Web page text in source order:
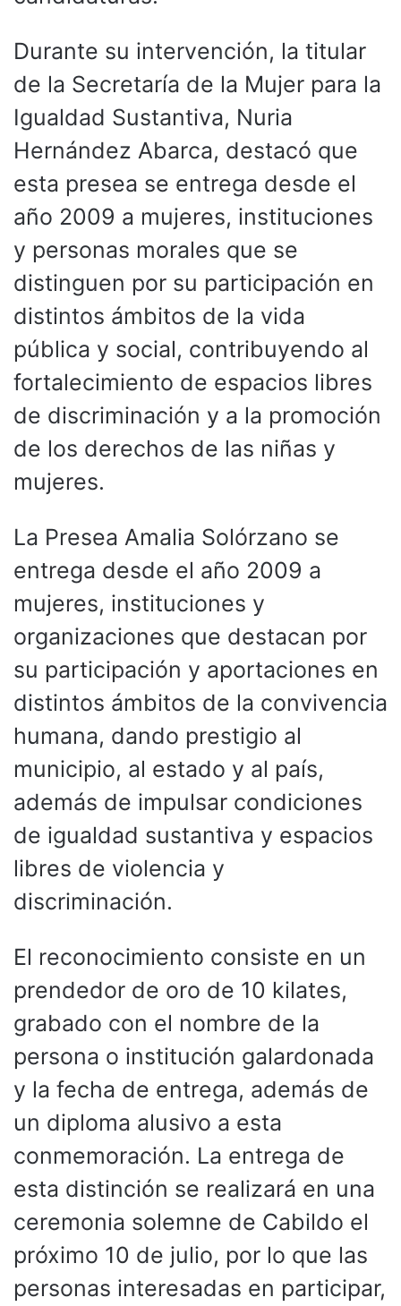
Durante su intervención, la titular
de la Secretaría de la Mujer para la
Igualdad Sustantiva, Nuria
Hernández Abarca, destacó que
esta presea se entrega desde el
año 2009 a mujeres, instituciones
y personas morales que se
distinguen por su participación en
distintos ámbitos de la vida
pública y social, contribuyendo al
fortalecimiento de espacios libres
de discriminación y a la promoción
de los derechos de las niñas y
mujeres.
La Presea Amalia Solórzano se
entrega desde el año 2009 a
mujeres, instituciones y
organizaciones que destacan por
su participación y aportaciones en
distintos ámbitos de la convivencia
humana, dando prestigio al
municipio, al estado y al país,
además de impulsar condiciones
de igualdad sustantiva y espacios
libres de violencia y
discriminación.
El reconocimiento consiste en un
prendedor de oro de 10 kilates,
grabado con el nombre de la
persona o institución galardonada
y la fecha de entrega, además de
un diploma alusivo a esta
conmemoración. La entrega de
esta distinción se realizará en una
ceremonia solemne de Cabildo el
próximo 10 de julio, por lo que las
personas interesadas en participar,